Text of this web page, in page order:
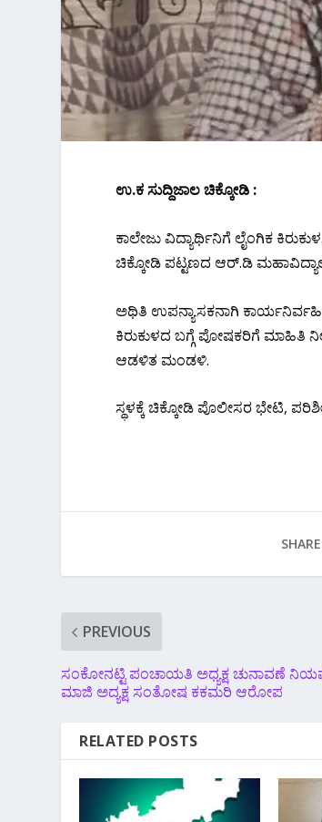
ಉ.ಕ‌ ಸುದ್ದಿಜಾಲ ಚಿಕ್ಕೋಡಿ :
ಕಾಲೇಜು ವಿದ್ಯಾರ್ಥಿನಿಗೆ ಲೈಂಗಿಕ
ಚಿಕ್ಕೋಡಿ ಪಟ್ಟಣದ ಆರ್.ಡಿ
ಅಥಿತಿ ಉಪನ್ಯಾಸಕನಾಗಿ
ಕಿರುಕುಳದ ಬಗ್ಗೆ ಪೋಷಕರಿಗೆ ಮಾಹಿತಿ
ಆಡಳಿತ ಮಂಡಳಿ.
ಸ್ಥಳಕ್ಕೆ ಚಿಕ್ಕೋಡಿ ಪೊಲೀಸರ ಭೇಟಿ,
PREVIOUS
ಸಂಕೋನಟ್ಟಿ ಪಂಚಾಯತಿ ಅಧ್ಯಕ್ಷ ಚುನಾವಣೆ
ಮಾಜಿ ಅದ್ಯಕ್ಷ ಸಂತೋಷ ಕಕಮರಿ ಆರೋಪ
RELATED POSTS